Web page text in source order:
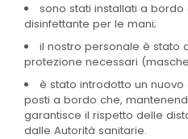
sono stati installati a
disinfettante per le mani;
il nostro personale è stato
protezione necessari
è stato introdotto un
posti a bordo che,
garantisce il rispetto delle
dalle Autorità sanitarie.